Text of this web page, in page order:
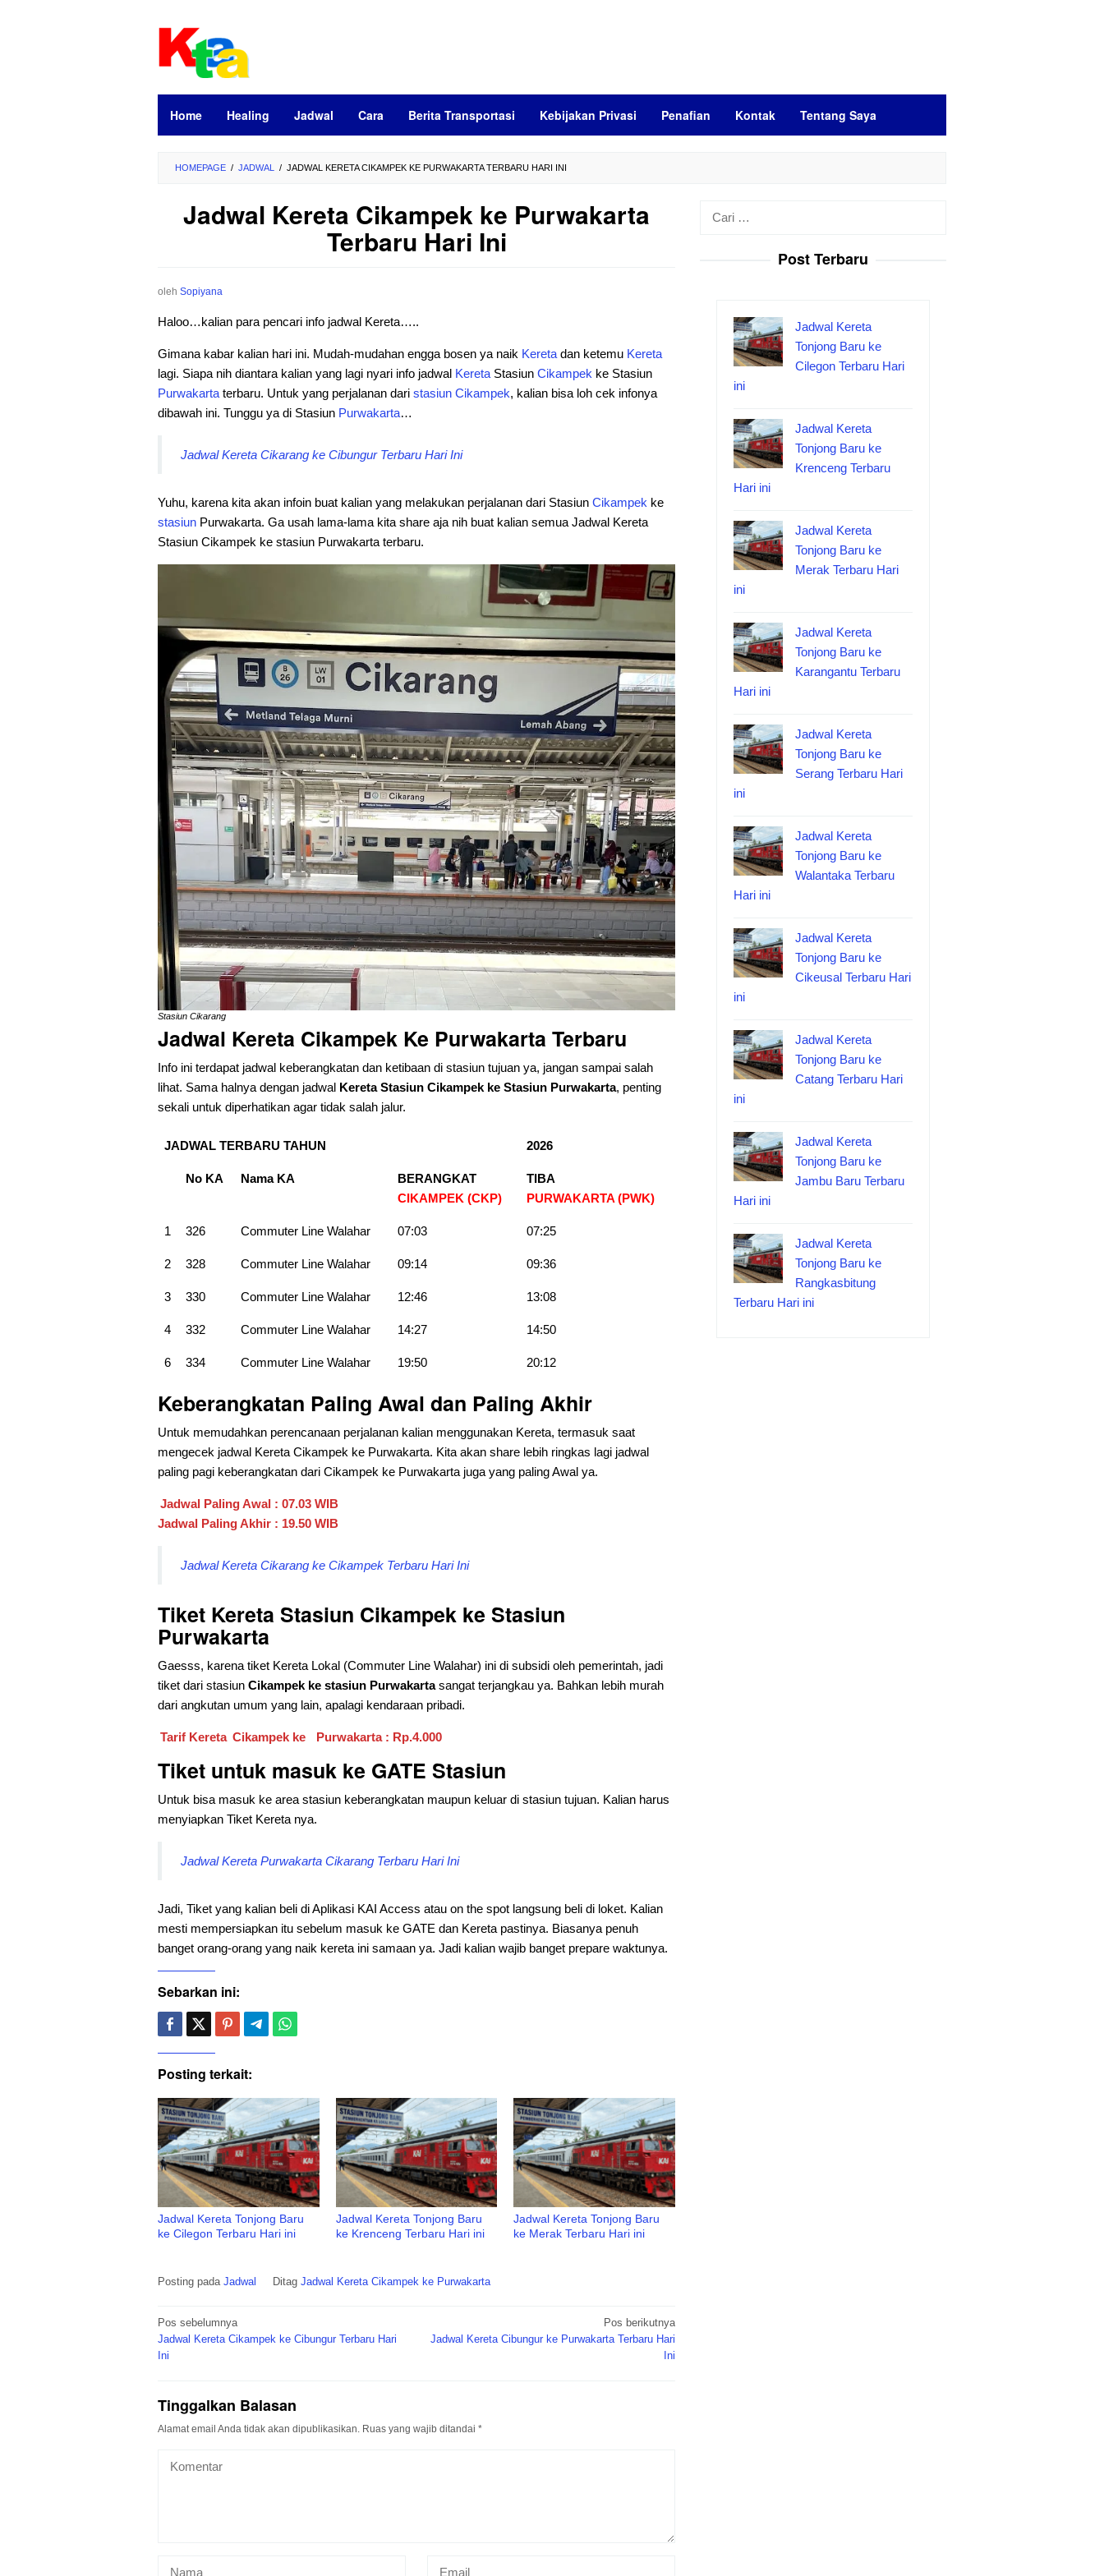
Home Healing Jadwal Cara Berita Transportasi Kebijakan Privasi Penafian Kontak Tentang Saya
HOMEPAGE / JADWAL / JADWAL KERETA CIKAMPEK KE PURWAKARTA TERBARU HARI INI
Jadwal Kereta Cikampek ke Purwakarta
Terbaru Hari Ini
oleh Sopiyana
Haloo…kalian para pencari info jadwal Kereta…..
Gimana kabar kalian hari ini. Mudah-mudahan engga bosen ya naik Kereta dan ketemu Kereta
lagi. Siapa nih diantara kalian yang lagi nyari info jadwal Kereta Stasiun Cikampek ke Stasiun
Purwakarta terbaru. Untuk yang perjalanan dari stasiun Cikampek, kalian bisa loh cek infonya
dibawah ini. Tunggu ya di Stasiun Purwakarta…
Jadwal Kereta Cikarang ke Cibungur Terbaru Hari Ini
Yuhu, karena kita akan infoin buat kalian yang melakukan perjalanan dari Stasiun Cikampek ke
stasiun Purwakarta. Ga usah lama-lama kita share aja nih buat kalian semua Jadwal Kereta
Stasiun Cikampek ke stasiun Purwakarta terbaru.
Stasiun Cikarang
Jadwal Kereta Cikampek Ke Purwakarta Terbaru
Info ini terdapat jadwal keberangkatan dan ketibaan di stasiun tujuan ya, jangan sampai salah
lihat. Sama halnya dengan jadwal Kereta Stasiun Cikampek ke Stasiun Purwakarta, penting
sekali untuk diperhatikan agar tidak salah jalur.
JADWAL TERBARU TAHUN 2026
No KA Nama KA
BERANGKAT
CIKAMPEK (CKP)
TIBA
PURWAKARTA (PWK)
1 326 Commuter Line Walahar 07:03 07:25
2 328 Commuter Line Walahar 09:14 09:36
3 330 Commuter Line Walahar 12:46 13:08
4 332 Commuter Line Walahar 14:27 14:50
6 334 Commuter Line Walahar 19:50 20:12
Keberangkatan Paling Awal dan Paling Akhir
Untuk memudahkan perencanaan perjalanan kalian menggunakan Kereta, termasuk saat
mengecek jadwal Kereta Cikampek ke Purwakarta. Kita akan share lebih ringkas lagi jadwal
paling pagi keberangkatan dari Cikampek ke Purwakarta juga yang paling Awal ya.
Jadwal Paling Awal : 07.03 WIB
Jadwal Paling Akhir : 19.50 WIB
Jadwal Kereta Cikarang ke Cikampek Terbaru Hari Ini
Tiket Kereta Stasiun Cikampek ke Stasiun
Purwakarta
Gaesss, karena tiket Kereta Lokal (Commuter Line Walahar) ini di subsidi oleh pemerintah, jadi
tiket dari stasiun Cikampek ke stasiun Purwakartasangat terjangkau ya. Bahkan lebih murah
dari angkutan umum yang lain, apalagi kendaraan pribadi.
Tarif Kereta Cikampek ke Purwakarta : Rp.4.000
Tiket untuk masuk ke GATE Stasiun
Untuk bisa masuk ke area stasiun keberangkatan maupun keluar di stasiun tujuan. Kalian harus
menyiapkan Tiket Kereta nya.
Jadwal Kereta Purwakarta Cikarang Terbaru Hari Ini
Jadi, Tiket yang kalian beli di Aplikasi KAI Access atau on the spot langsung beli di loket. Kalian
mesti mempersiapkan itu sebelum masuk ke GATE dan Kereta pastinya. Biasanya penuh
banget orang-orang yang naik kereta ini samaan ya. Jadi kalian wajib banget prepare waktunya.
Sebarkan ini:
Posting terkait:
Jadwal Kereta Tonjong Baru
ke Cilegon Terbaru Hari ini
Jadwal Kereta Tonjong Baru
ke Krenceng Terbaru Hari ini
Jadwal Kereta Tonjong Baru
ke Merak Terbaru Hari ini
Posting pada Jadwal Ditag Jadwal Kereta Cikampek ke Purwakarta
Navigasi
pos
Pos sebelumnya
Jadwal Kereta Cikampek ke Cibungur Terbaru Hari
Ini
Pos berikutnya
Jadwal Kereta Cibungur ke Purwakarta Terbaru Hari
Ini
Tinggalkan Balasan
Alamat email Anda tidak akan dipublikasikan. Ruas yang wajib ditandai *
Post Terbaru
Jadwal Kereta
Tonjong Baru ke
Cilegon Terbaru Hari
ini
Jadwal Kereta
Tonjong Baru ke
Krenceng Terbaru
Hari ini
Jadwal Kereta
Tonjong Baru ke
Merak Terbaru Hari
ini
Jadwal Kereta
Tonjong Baru ke
Karangantu Terbaru
Hari ini
Jadwal Kereta
Tonjong Baru ke
Serang Terbaru Hari
ini
Jadwal Kereta
Tonjong Baru ke
Walantaka Terbaru
Hari ini
Jadwal Kereta
Tonjong Baru ke
Cikeusal Terbaru Hari
ini
Jadwal Kereta
Tonjong Baru ke
Catang Terbaru Hari
ini
Jadwal Kereta
Tonjong Baru ke
Jambu Baru Terbaru
Hari ini
Jadwal Kereta
Tonjong Baru ke
Rangkasbitung
Terbaru Hari ini